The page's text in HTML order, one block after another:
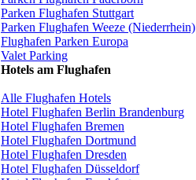
Parken Flughafen Stuttgart
Parken Flughafen Weeze (Niederrhein)
Flughafen Parken Europa
Valet Parking
Hotels am Flughafen
Alle Flughafen Hotels
Hotel Flughafen Berlin Brandenburg
Hotel Flughafen Bremen
Hotel Flughafen Dortmund
Hotel Flughafen Dresden
Hotel Flughafen Düsseldorf